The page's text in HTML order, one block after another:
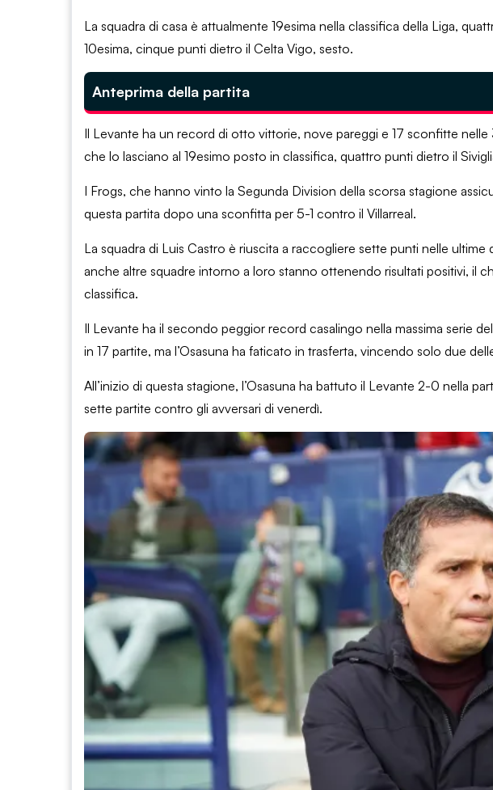
La squadra di casa è attualmente 19esima nella classifica della Liga,
10esima, cinque punti dietro il Celta Vigo, sesto.
Anteprima della partita
Il Levante ha un record di otto vittorie, nove pareggi e 17 sconfitte
che lo lasciano al 19esimo posto in classifica, quattro punti dietro il
I Frogs, che hanno vinto la Segunda Division della scorsa stagione
questa partita dopo una sconfitta per 5-1 contro il Villarreal.
La squadra di Luis Castro è riuscita a raccogliere sette punti nelle
anche altre squadre intorno a loro stanno ottenendo risultati positivi, il
classifica.
Il Levante ha il secondo peggior record casalingo nella massima serie
in 17 partite, ma l’Osasuna ha faticato in trasferta, vincendo solo due
All’inizio di questa stagione, l’Osasuna ha battuto il Levante 2-0 nella
sette partite contro gli avversari di venerdì.